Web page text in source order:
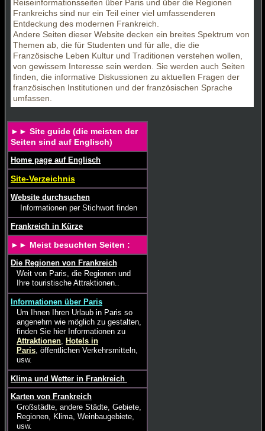
Reiseinformationsseiten über Paris und über die Regionen
Frankreichs sind nur ein Teil einer viel umfassenderen
Entdeckung des modernen Frankreich.
Andere Seiten dieser Website decken ein breites Spektrum von
Themen ab, die für Studenten und für alle, die die
Französische Leben Kultur und Traditionen verstehen wollen,
von gewissem Interesse sein werden. Sie werden auch Seiten
finden, die informative Diskussionen zu aktuellen Fragen der
französischen Institutionen und der französischen Sprache
umfassen
►► Site guide (die meisten der
Seiten sind auf Englisch)
Home page auf Englisch
Site-Verzeichnis
Website durchsuchen
Informationen per Stichwort finden
Frankreich in Kürze
►► Meist besuchten Seiten :
Die Regionen von Frankreich
Weit von Paris, die Regionen und
Ihre touristische Attraktionen..
Informationen über Paris
Um Ihnen Ihren Urlaub in Paris so
angenehm wie möglich zu gestalten,
finden Sie hier Informationen zu
Attraktionen
Hotels in
Paris , öffentlichen Verkehrsmitteln,
usw.
Klima und Wetter in Frankreich
Karten von Frankreich
Großstädte, andere Städte, Gebiete,
Regionen, Klima, Weinbaugebiete,
usw.